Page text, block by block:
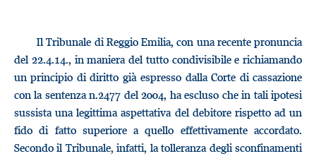
Il Tribunale di Reggio Emilia, con una recente pronuncia
del 22.4.14., in maniera del tutto condivisibile e richiamando
un principio di diritto già espresso dalla Corte di cassazione
con la sentenza n.2477 del 2004, ha escluso che in tali ipotesi
sussista una legittima aspettativa del debitore rispetto ad un
fido di fatto superiore a quello effettivamente accordato.
Secondo il Tribunale, infatti, la tolleranza degli sconfinamenti